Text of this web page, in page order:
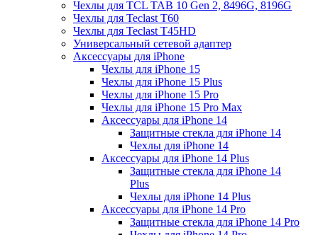
Чехлы для TCL TAB 10 Gen 2, 8496G, 8196G
Чехлы для Teclast T60
Чехлы для Teclast T45HD
Универсальный сетевой адаптер
Аксессуары для iPhone
Чехлы для iPhone 15
Чехлы для iPhone 15 Plus
Чехлы для iPhone 15 Pro
Чехлы для iPhone 15 Pro Max
Аксессуары для iPhone 14
Защитные стекла для iPhone 14
Чехлы для iPhone 14
Аксессуары для iPhone 14 Plus
Защитные стекла для iPhone 14
Plus
Чехлы для iPhone 14 Plus
Аксессуары для iPhone 14 Pro
Защитные стекла для iPhone 14 Pro